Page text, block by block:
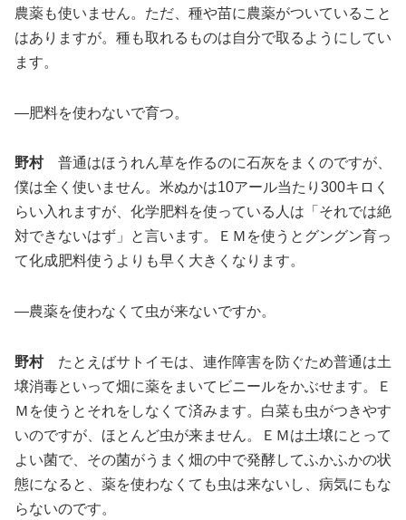
農薬も使いません。ただ、種や苗に農薬がついていること
はありますが。種も取れるものは自分で取るようにしてい
ます。
―肥料を使わないで育つ。
野村普通はほうれん草を作るのに石灰をまくのですが、
僕は全く使いません。米ぬかは10アール当たり300キロく
らい入れますが、化学肥料を使っている人は「それでは絶
対できないはず」と言います。ＥＭを使うとグングン育っ
て化成肥料使うよりも早く大きくなります。
―農薬を使わなくて虫が来ないですか。
野村たとえばサトイモは、連作障害を防ぐため普通は土
壌消毒といって畑に薬をまいてビニールをかぶせます。Ｅ
Ｍを使うとそれをしなくて済みます。白菜も虫がつきやす
いのですが、ほとんど虫が来ません。ＥＭは土壌にとって
よい菌で、その菌がうまく畑の中で発酵してふかふかの状
態になると、薬を使わなくても虫は来ないし、病気にもな
らないのです。